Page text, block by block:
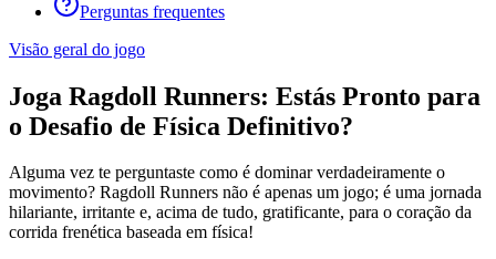
Perguntas frequentes
Visão geral do jogo
Joga Ragdoll Runners: Estás Pronto para
o Desafio de Física Definitivo?
Alguma vez te perguntaste como é dominar verdadeiramente o
movimento? Ragdoll Runners não é apenas um jogo; é uma jornada
hilariante, irritante e, acima de tudo, gratificante, para o coração da
corrida frenética baseada em física!